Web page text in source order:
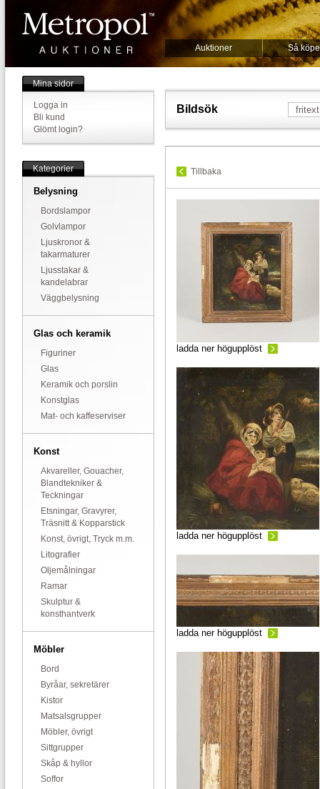
Auktioner Så
Mina sidor
Logga in
Bli kund
Glömt login?
Kategorier
Belysning
Bordslampor
Golvlampor
Ljuskronor &
takarmaturer
Ljusstakar &
kandelabrar
Väggbelysning
Glas och keramik
Figuriner
Glas
Keramik och porslin
Konstglas
Mat- och kaffeserviser
Konst
Akvareller, Gouacher,
Blandtekniker &
Teckningar
Etsningar, Gravyrer,
Träsnitt & Kopparstick
Konst, övrigt, Tryck m.m.
Litografier
Oljemålningar
Ramar
Skulptur &
konsthantverk
Möbler
Bord
Byråar, sekretärer
Kistor
Matsalsgrupper
Möbler, övrigt
Sittgrupper
Skåp & hyllor
Soffor
Bildsök
Tillbaka
ladda ner högupplöst
ladda ner högupplöst
ladda ner högupplöst